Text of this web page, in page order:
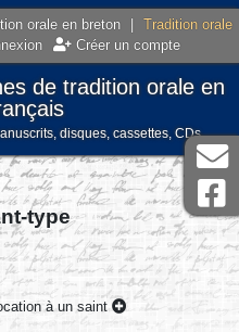
orale en breton
Tradition orale
Créer un compte
de tradition orale en
disques, cassettes, CDs
type
à un saint